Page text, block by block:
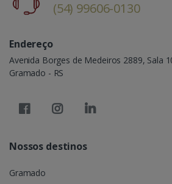
(54) 99606-0130
Endereço
Avenida Borges de Medeiros 2889, Sala
Gramado - RS
Nossos destinos
Gramado